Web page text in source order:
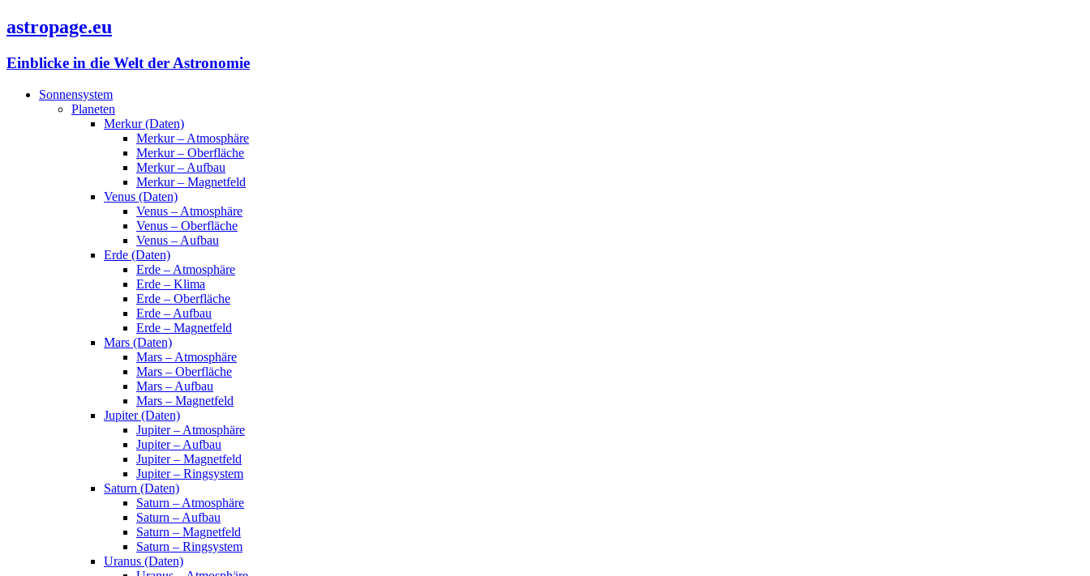
astropage.eu
Einblicke in die Welt der Astronomie
Sonnensystem
Planeten
Merkur (Daten)
Merkur – Atmosphäre
Merkur – Oberfläche
Merkur – Aufbau
Merkur – Magnetfeld
Venus (Daten)
Venus – Atmosphäre
Venus – Oberfläche
Venus – Aufbau
Erde (Daten)
Erde – Atmosphäre
Erde – Klima
Erde – Oberfläche
Erde – Aufbau
Erde – Magnetfeld
Mars (Daten)
Mars – Atmosphäre
Mars – Oberfläche
Mars – Aufbau
Mars – Magnetfeld
Jupiter (Daten)
Jupiter – Atmosphäre
Jupiter – Aufbau
Jupiter – Magnetfeld
Jupiter – Ringsystem
Saturn (Daten)
Saturn – Atmosphäre
Saturn – Aufbau
Saturn – Magnetfeld
Saturn – Ringsystem
Uranus (Daten)